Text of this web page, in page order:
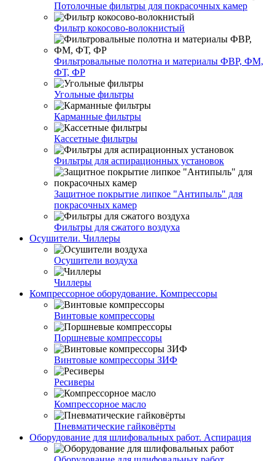
Потолочные фильтры для покрасочных камер
Фильтр кокосово-волокнистый
Фильтровальные полотна и материалы ФВР, ФМ,
ФТ, ФР
Угольные фильтры
Карманные фильтры
Кассетные фильтры
Фильтры для аспирационных установок
Защитное покрытие липкое "Антипыль" для
покрасочных камер
Фильтры для сжатого воздуха
Осушители. Чиллеры
Осушители воздуха
Чиллеры
Компрессорное оборудование. Компрессоры
Винтовые компрессоры
Поршневые компрессоры
Винтовые компрессоры ЗИФ
Ресиверы
Компрессорное масло
Пневматические гайковёрты
Оборудование для шлифовальных работ. Аспирация